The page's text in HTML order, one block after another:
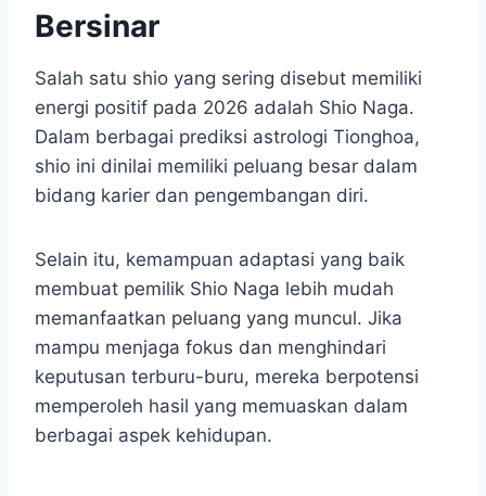
Bersinar
Salah satu shio yang sering disebut memiliki
energi positif pada 2026 adalah Shio Naga.
Dalam berbagai prediksi astrologi Tionghoa,
shio ini dinilai memiliki peluang besar dalam
bidang karier dan pengembangan diri.
Selain itu, kemampuan adaptasi yang baik
membuat pemilik Shio Naga lebih mudah
memanfaatkan peluang yang muncul. Jika
mampu menjaga fokus dan menghindari
keputusan terburu-buru, mereka berpotensi
memperoleh hasil yang memuaskan dalam
berbagai aspek kehidupan.